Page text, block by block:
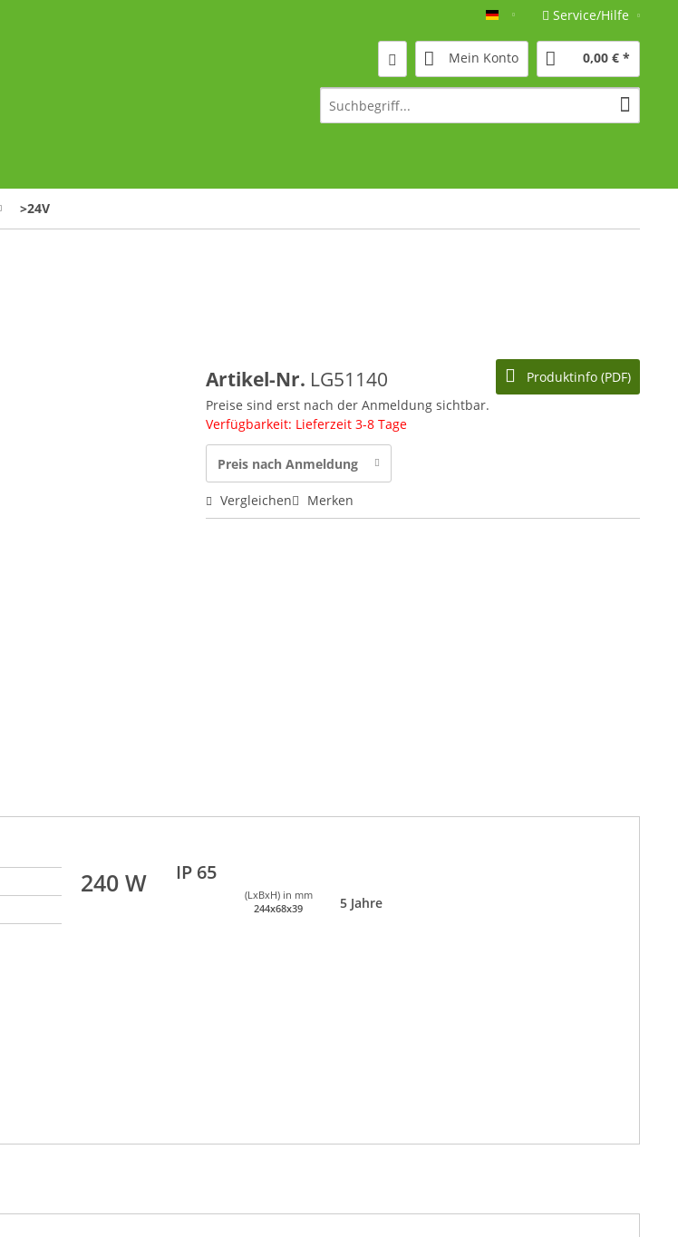
Deutsch Service/Hilfe
Mein Konto 0,00 € *
>24V
Produktinfo (PDF)
Artikel-Nr. LG51140
Preise sind erst nach der Anmeldung sichtbar.
Verfügbarkeit: Lieferzeit 3-8 Tage
Preis nach Anmeldung
Vergleichen Merken
240 W IP 65
(LxBxH) in mm
244x68x39
5 Jahre